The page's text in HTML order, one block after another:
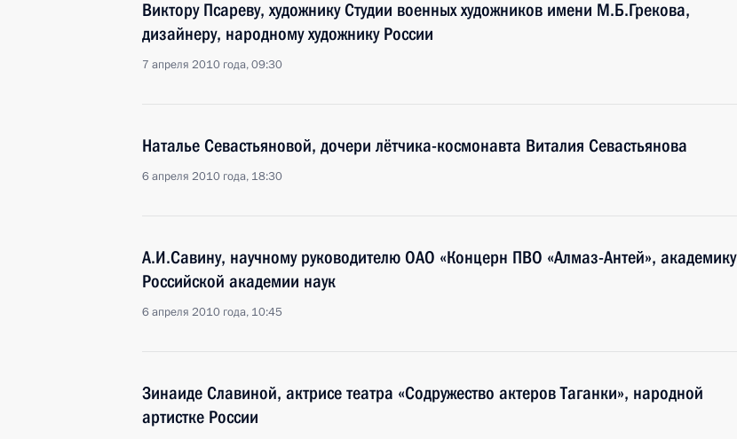
Виктору Псареву, художнику Студии военных художников имени М.Б.Грекова,
дизайнеру, народному художнику России
7 апреля 2010 года, 09:30
Наталье Севастьяновой, дочери лётчика-космонавта Виталия Севастьянова
6 апреля 2010 года, 18:30
А.И.Савину, научному руководителю ОАО «Концерн ПВО «Алмаз-Антей», академику
Российской академии наук
6 апреля 2010 года, 10:45
Зинаиде Славиной, актрисе театра «Содружество актеров Таганки», народной
артистке России